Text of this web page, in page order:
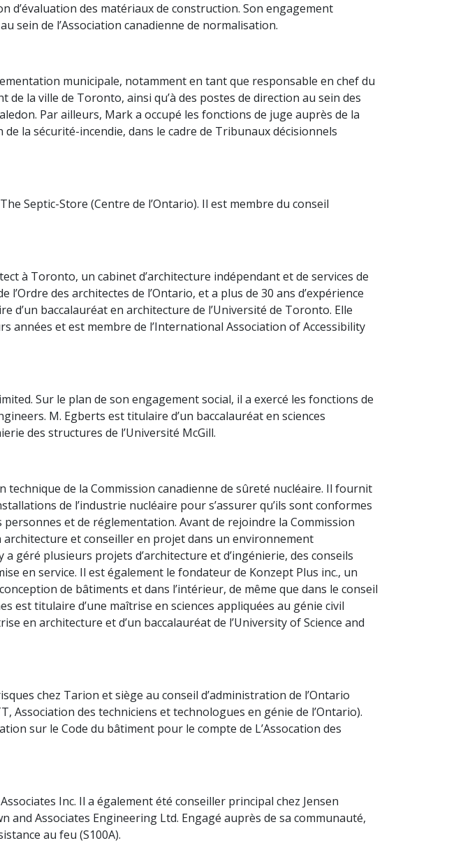
d’évaluation des matériaux de construction. Son engagement
sein de l’Association canadienne de normalisation.
municipale, notamment en tant que responsable en chef du
la ville de Toronto, ainsi qu’à des postes de direction au sein des
Par ailleurs, Mark a occupé les fonctions de juge auprès de la
la sécurité-incendie, dans le cadre de Tribunaux décisionnels
Septic-Store (Centre de l’Ontario). Il est membre du conseil
à Toronto, un cabinet d’architecture indépendant et de services de
des architectes de l’Ontario, et a plus de 30 ans d’expérience
baccalauréat en architecture de l’Université de Toronto. Elle
années et est membre de l’International Association of Accessibility
Sur le plan de son engagement social, il a exercé les fonctions de
M. Egberts est titulaire d’un baccalauréat en sciences
des structures de l’Université McGill.
technique de la Commission canadienne de sûreté nucléaire. Il fournit
de l’industrie nucléaire pour s’assurer qu’ils sont conformes
et de réglementation. Avant de rejoindre la Commission
et conseiller en projet dans un environnement
géré plusieurs projets d’architecture et d’ingénierie, des conseils
en service. Il est également le fondateur de Konzept Plus inc., un
de bâtiments et dans l’intérieur, de même que dans le conseil
est titulaire d’une maîtrise en sciences appliquées au génie civil
en architecture et d’un baccalauréat de l’University of Science and
chez Tarion et siège au conseil d’administration de l’Ontario
Association des techniciens et technologues en génie de l’Ontario).
sur le Code du bâtiment pour le compte de L’Assocation des
Inc. Il a également été conseiller principal chez Jensen
Associates Engineering Ltd. Engagé auprès de sa communauté,
au feu (S100A).